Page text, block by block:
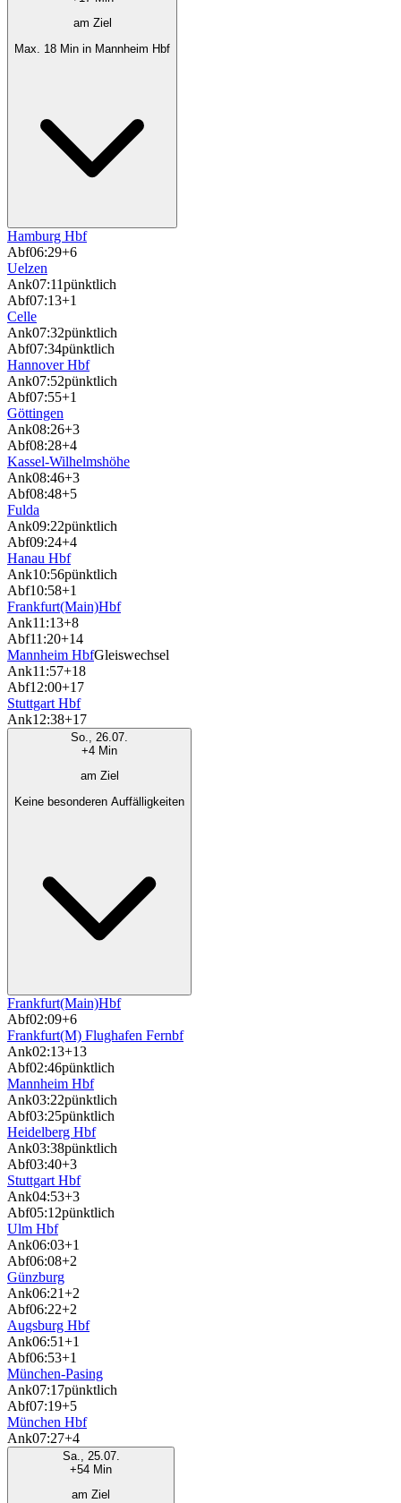
am Ziel
Max. 18 Min in Mannheim Hbf
Hamburg Hbf
Abf06:29+6
Uelzen
Ank07:11pünktlich
Abf07:13+1
Celle
Ank07:32pünktlich
Abf07:34pünktlich
Hannover Hbf
Ank07:52pünktlich
Abf07:55+1
Göttingen
Ank08:26+3
Abf08:28+4
Kassel-Wilhelmshöhe
Ank08:46+3
Abf08:48+5
Fulda
Ank09:22pünktlich
Abf09:24+4
Hanau Hbf
Ank10:56pünktlich
Abf10:58+1
Frankfurt(Main)Hbf
Ank11:13+8
Abf11:20+14
Mannheim HbfGleiswechsel
Ank11:57+18
Abf12:00+17
Stuttgart Hbf
Ank12:38+17
So., 26.07.
+4 Min
am Ziel
Keine besonderen Auffälligkeiten
Frankfurt(Main)Hbf
Abf02:09+6
Frankfurt(M) Flughafen Fernbf
Ank02:13+13
Abf02:46pünktlich
Mannheim Hbf
Ank03:22pünktlich
Abf03:25pünktlich
Heidelberg Hbf
Ank03:38pünktlich
Abf03:40+3
Stuttgart Hbf
Ank04:53+3
Abf05:12pünktlich
Ulm Hbf
Ank06:03+1
Abf06:08+2
Günzburg
Ank06:21+2
Abf06:22+2
Augsburg Hbf
Ank06:51+1
Abf06:53+1
München-Pasing
Ank07:17pünktlich
Abf07:19+5
München Hbf
Ank07:27+4
Sa., 25.07.
+54 Min
am Ziel